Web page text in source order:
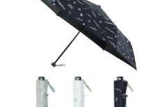
価格・割引率
在庫表示
販売状況